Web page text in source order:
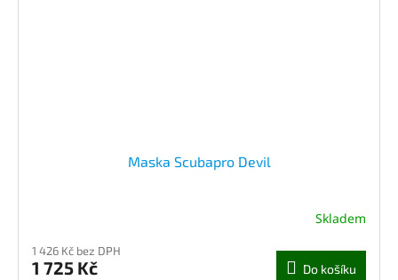
Maska Scubapro Devil
Skladem
1 426 Kč bez DPH
1 725 Kč Do košíku